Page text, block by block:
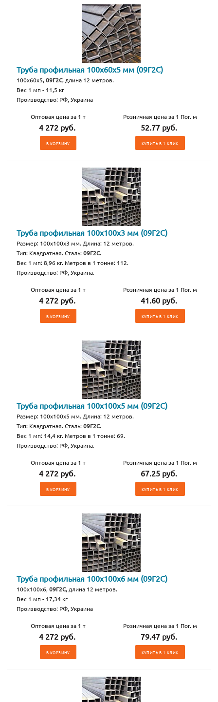
Труба профильная 100х60х5 мм (09Г2С)
100х60х5,09Г2С, длина 12 метров.
Вес 1 мп - 11,5 кг
Производство: РФ, Украина
Оптовая цена за 1 т
4 272 руб.
В КОРЗИНУ
Розничная цена за 1 Пог. м
52.77 руб.
КУПИТЬ В 1 КЛИК
Труба профильная 100х100х3 мм (09Г2С)
Размер: 100х100х3 мм. Длина: 12 метров.
Тип: Квадратная. Сталь:09Г2С.
Вес 1 мп: 8,96 кг. Метров в 1 тонне: 112.
Производство: РФ, Украина.
Оптовая цена за 1 т
4 272 руб.
В КОРЗИНУ
Розничная цена за 1 Пог. м
41.60 руб.
КУПИТЬ В 1 КЛИК
Труба профильная 100х100х5 мм (09Г2С)
Размер: 100х100х5 мм. Длина: 12 метров.
Тип: Квадратная. Сталь:09Г2С.
Вес 1 мп: 14,4 кг. Метров в 1 тонне: 69.
Производство: РФ, Украина.
Оптовая цена за 1 т
4 272 руб.
В КОРЗИНУ
Розничная цена за 1 Пог. м
67.25 руб.
КУПИТЬ В 1 КЛИК
Труба профильная 100х100х6 мм (09Г2С)
100х100х6,09Г2С, длина 12 метров.
Вес 1 мп - 17,34 кг
Производство: РФ, Украина
Оптовая цена за 1 т
4 272 руб.
В КОРЗИНУ
Розничная цена за 1 Пог. м
79.47 руб.
КУПИТЬ В 1 КЛИК